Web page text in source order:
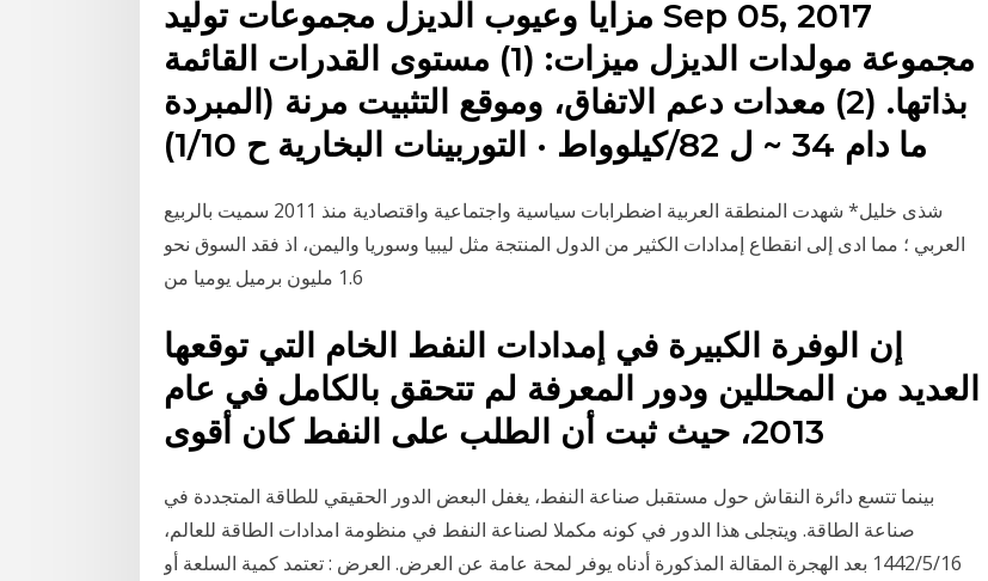
مزايا وعيوب الديزل مجموعات توليد Sep 05, 2017
مجموعة مولدات الديزل ميزات: (1) مستوى القدرات القائمة
بذاتها. (2) معدات دعم الاتفاق، وموقع التثبيت مرنة (المبردة
ما دام 34 ~ ل 82/كيلوواط · التوربينات البخارية ح 1/10)
شذى خليل* شهدت المنطقة العربية اضطرابات سياسية واجتماعية واقتصادية منذ 2011 سميت بالربيع
العربي ؛ مما ادى إلى انقطاع إمدادات الكثير من الدول المنتجة مثل ليبيا وسوريا واليمن، اذ فقد السوق نحو
1.6 مليون برميل يوميا من
إن الوفرة الكبيرة في إمدادات النفط الخام التي توقعها
العديد من المحللين ودور المعرفة لم تتحقق بالكامل في عام
2013، حيث ثبت أن الطلب على النفط كان أقوى
بينما تتسع دائرة النقاش حول مستقبل صناعة النفط، يغفل البعض الدور الحقيقي للطاقة المتجددة في
صناعة الطاقة. ويتجلى هذا الدور في كونه مكملا لصناعة النفط في منظومة امدادات الطاقة للعالم،
16‏‏/5‏‏/1442 بعد الهجرة المقالة المذكورة أدناه يوفر لمحة عامة عن العرض. العرض : تعتمد كمية السلعة أو